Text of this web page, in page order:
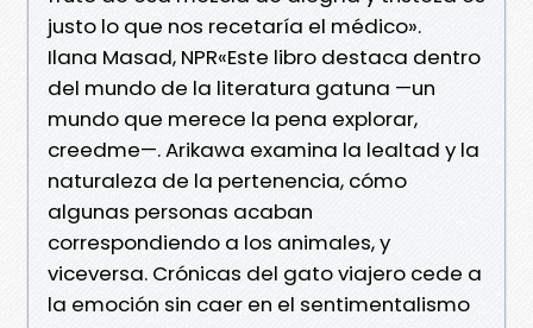
justo lo que nos recetaría el médico».
Ilana Masad, NPR«Este libro destaca dentro
del mundo de la literatura gatuna —un
mundo que merece la pena explorar,
creedme—. Arikawa examina la lealtad y la
naturaleza de la pertenencia, cómo
algunas personas acaban
correspondiendo a los animales, y
viceversa. Crónicas del gato viajero cede a
la emoción sin caer en el sentimentalismo